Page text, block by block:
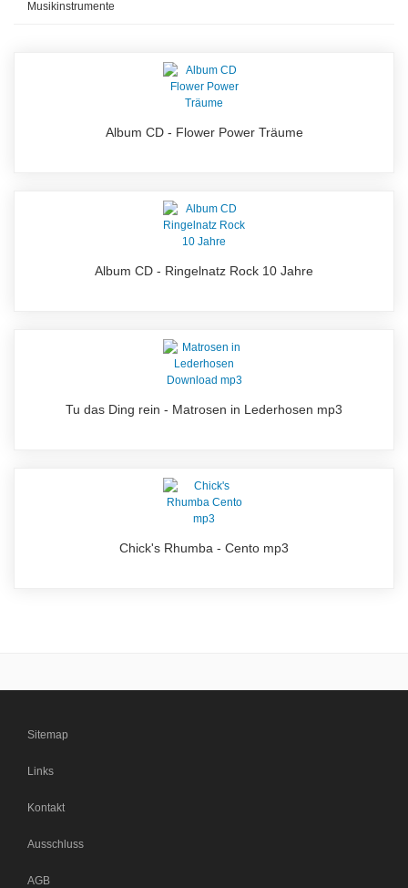
Musikinstrumente
Album CD - Flower Power Träume
Album CD - Ringelnatz Rock 10 Jahre
Tu das Ding rein - Matrosen in Lederhosen mp3
Chick's Rhumba - Cento mp3
Sitemap
Links
Kontakt
Ausschluss
AGB